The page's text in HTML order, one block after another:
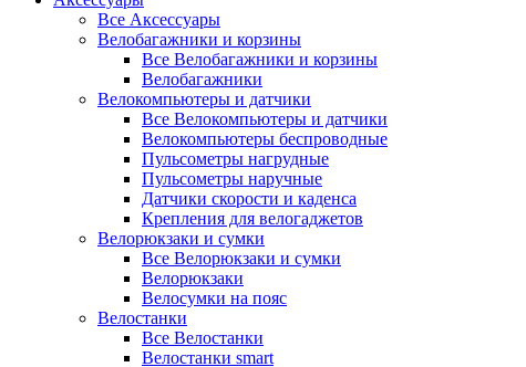
Все Аксессуары
Велобагажники и корзины
Все Велобагажники и корзины
Велобагажники
Велокомпьютеры и датчики
Все Велокомпьютеры и датчики
Велокомпьютеры беспроводные
Пульсометры нагрудные
Пульсометры наручные
Датчики скорости и каденса
Крепления для велогаджетов
Велорюкзаки и сумки
Все Велорюкзаки и сумки
Велорюкзаки
Велосумки на пояс
Велостанки
Все Велостанки
Велостанки smart